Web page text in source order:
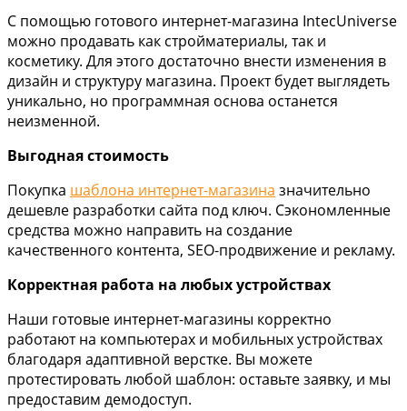
С помощью готового интернет-магазина IntecUniverse
можно продавать как стройматериалы, так и
косметику. Для этого достаточно внести изменения в
дизайн и структуру магазина. Проект будет выглядеть
уникально, но программная основа останется
неизменной.
Выгодная стоимость
Покупка шаблона интернет-магазина значительно
дешевле разработки сайта под ключ. Сэкономленные
средства можно направить на создание
качественного контента, SEO-продвижение и рекламу.
Корректная работа на любых устройствах
Наши готовые интернет-магазины корректно
работают на компьютерах и мобильных устройствах
благодаря адаптивной верстке. Вы можете
протестировать любой шаблон: оставьте заявку, и мы
предоставим демодоступ.